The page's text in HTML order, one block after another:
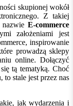
skupionej wokół
Z takiej
E-commerce
założeniami jest
inspirowanie
prowadzą sklepy
online. Dołączyć
tą tematyką. Choć
to stale jest przez nas
jak wydarzenia i